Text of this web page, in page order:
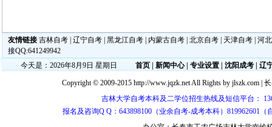
友情链接 吉林自考 辽宁自考 黑龙江自考 内蒙古自考 北京自考 天津自考 河
接QQ:641249942
今天是：2026年8月9日 星期日
首页 新闻中心| 专业设置 沈阳成考 辽
Copyright © 2009-2015 http://www.jqzk.net All Rights by jlszk.com
吉林大学自考本科及二学位招生热线及短信平台：
报名及咨询Q Q：643898100（业余自考-成考本科）819962601